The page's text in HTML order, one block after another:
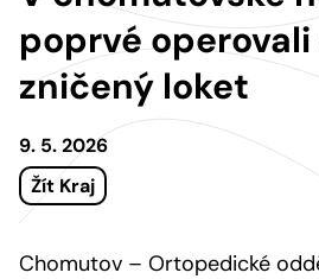
poprvé
zničený loket
9. 5. 2026
Žít Kraj
Chomutov – Ortopedické